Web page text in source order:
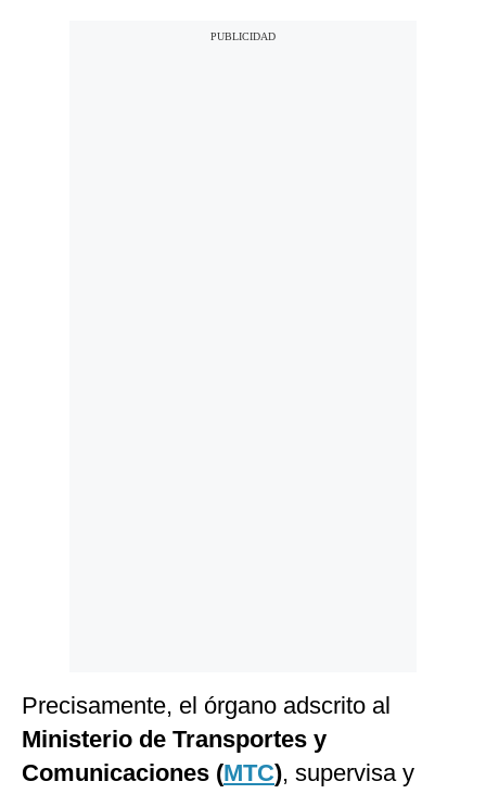
Precisamente, el órgano adscrito al
Ministerio de Transportes y
Comunicaciones (MTC), supervisa y